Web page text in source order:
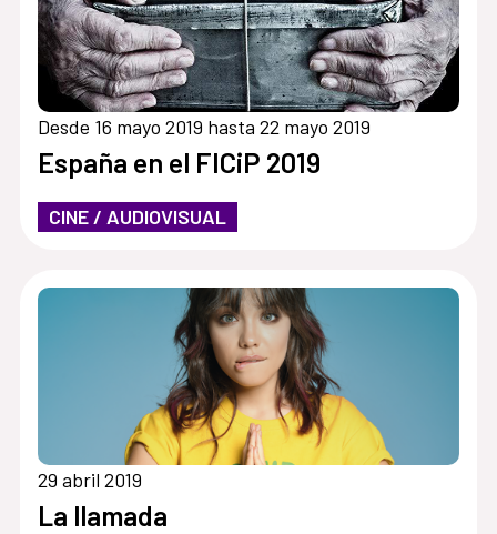
Desde 16 mayo 2019 hasta 22 mayo 2019
España en el FICiP 2019
CINE / AUDIOVISUAL
29 abril 2019
La llamada